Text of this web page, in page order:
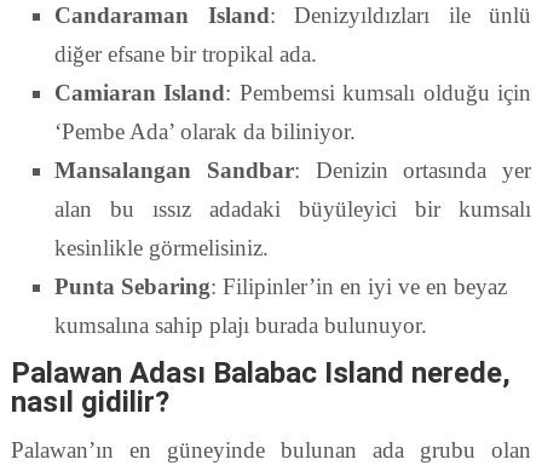
Candaraman Island: Denizyıldızları ile ünlü
diğer efsane bir tropikal ada.
Camiaran Island: Pembemsi kumsalı olduğu için
‘Pembe Ada’ olarak da biliniyor.
Mansalangan Sandbar: Denizin ortasında yer
alan bu ıssız adadaki büyüleyici bir kumsalı
kesinlikle görmelisiniz.
Punta Sebaring: Filipinler’in en iyi ve en beyaz
kumsalına sahip plajı burada bulunuyor.
Palawan Adası Balabac Island nerede,
nasıl gidilir?
Palawan’ın en güneyinde bulunan ada grubu olan